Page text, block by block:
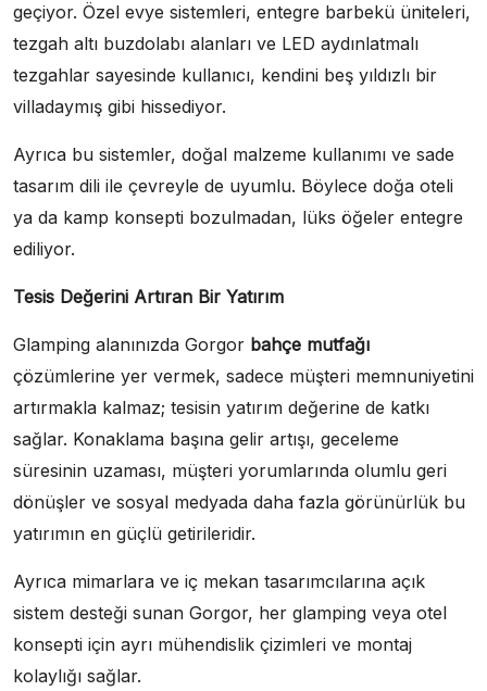
geçiyor. Özel evye sistemleri, entegre barbekü üniteleri,
tezgah altı buzdolabı alanları ve LED aydınlatmalı
tezgahlar sayesinde kullanıcı, kendini beş yıldızlı bir
villadaymış gibi hissediyor.
Ayrıca bu sistemler, doğal malzeme kullanımı ve sade
tasarım dili ile çevreyle de uyumlu. Böylece doğa oteli
ya da kamp konsepti bozulmadan, lüks öğeler entegre
ediliyor.
Tesis Değerini Artıran Bir Yatırım
Glamping alanınızda Gorgor bahçe mutfağı
çözümlerine yer vermek, sadece müşteri memnuniyetini
artırmakla kalmaz; tesisin yatırım değerine de katkı
sağlar. Konaklama başına gelir artışı, geceleme
süresinin uzaması, müşteri yorumlarında olumlu geri
dönüşler ve sosyal medyada daha fazla görünürlük bu
yatırımın en güçlü getirileridir.
Ayrıca mimarlara ve iç mekan tasarımcılarına açık
sistem desteği sunan Gorgor, her glamping veya otel
konsepti için ayrı mühendislik çizimleri ve montaj
kolaylığı sağlar.